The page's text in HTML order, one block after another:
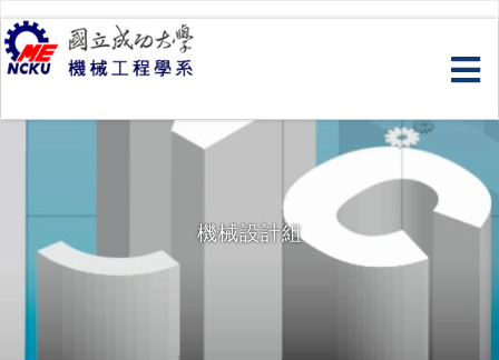
跳
到
主
要
容
機械設計組